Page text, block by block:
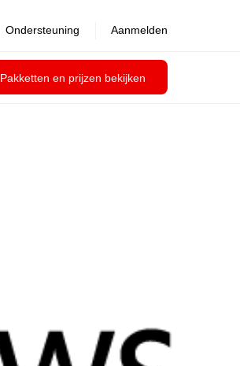
Pakketten en prijzen bekijken
Ondersteuning Aanmelden